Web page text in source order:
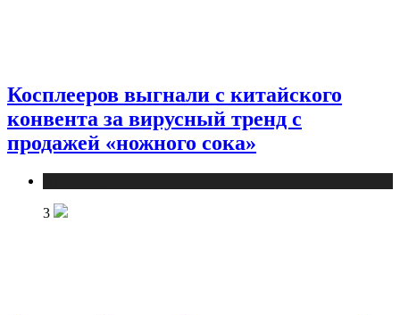
Косплееров выгнали с китайского
конвента за вирусный тренд с
продажей «ножного сока»
3